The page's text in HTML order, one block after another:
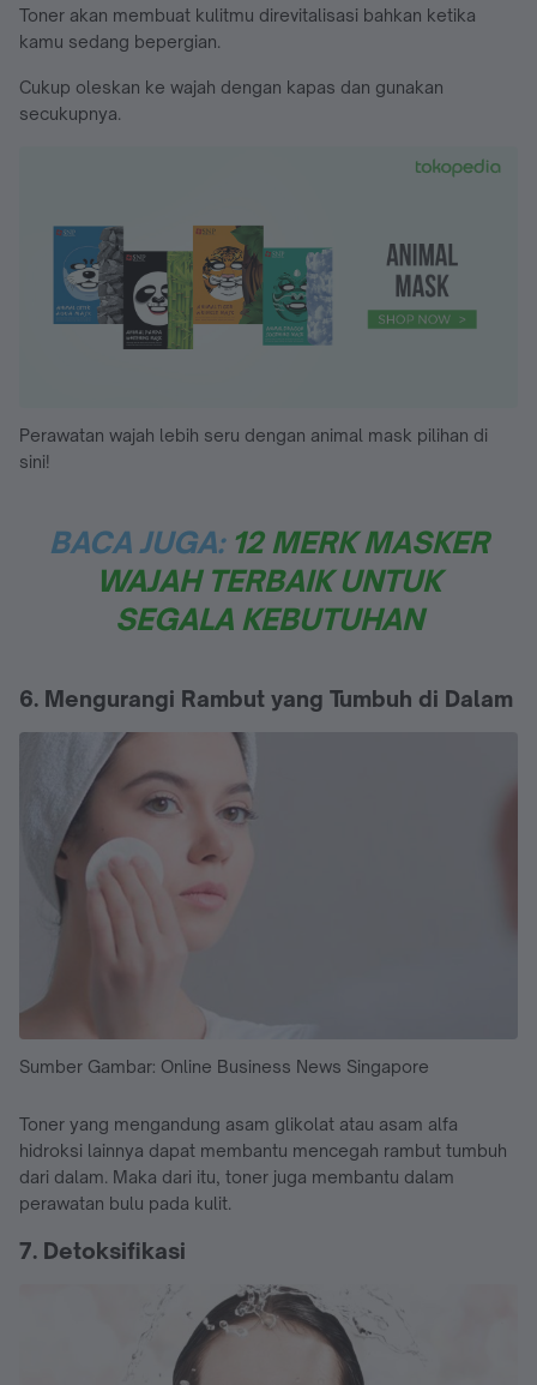
Toner akan membuat kulitmu direvitalisasi bahkan ketika
kamu sedang bepergian.
Cukup oleskan ke wajah dengan kapas dan gunakan
secukupnya.
Perawatan wajah lebih seru dengan animal mask pilihan di
sini!
BACA JUGA: 12 MERK MASKER
WAJAH TERBAIK UNTUK
SEGALA KEBUTUHAN
6. Mengurangi Rambut yang Tumbuh di Dalam
Sumber Gambar: Online Business News Singapore
Toner yang mengandung asam glikolat atau asam alfa
hidroksi lainnya dapat membantu mencegah rambut tumbuh
dari dalam. Maka dari itu, toner juga membantu dalam
perawatan bulu pada kulit.
7. Detoksifikasi